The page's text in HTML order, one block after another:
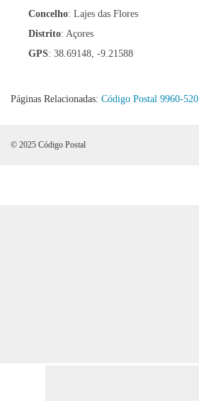
Concelho: Lajes das Flores
Distrito: Açores
GPS: 38.69148, -9.21588
Páginas Relacionadas: Código Postal 9960-520
© 2025 Código Postal